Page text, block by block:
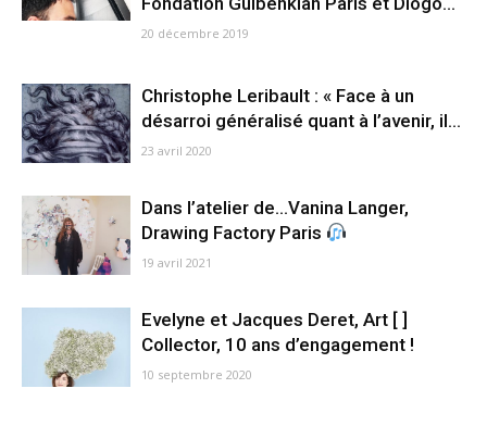
20 décembre 2019
Christophe Leribault : « Face à un
désarroi généralisé quant à l’avenir, il...
23 avril 2020
Dans l’atelier de…Vanina Langer,
Drawing Factory Paris
19 avril 2021
Evelyne et Jacques Deret, Art [ ]
Collector, 10 ans d’engagement !
10 septembre 2020